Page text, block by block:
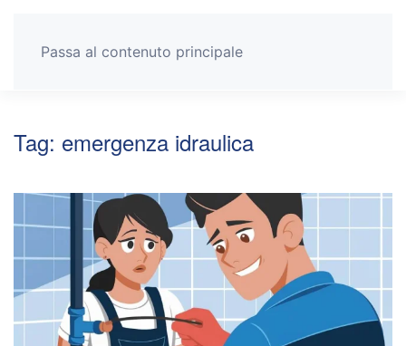
Passa al contenuto principale
Tag: emergenza idraulica